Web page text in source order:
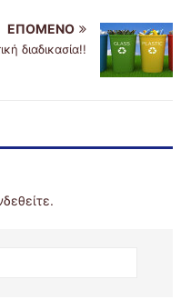
ΕΠΌΜΕΝΟ
διαδικασία!!
.